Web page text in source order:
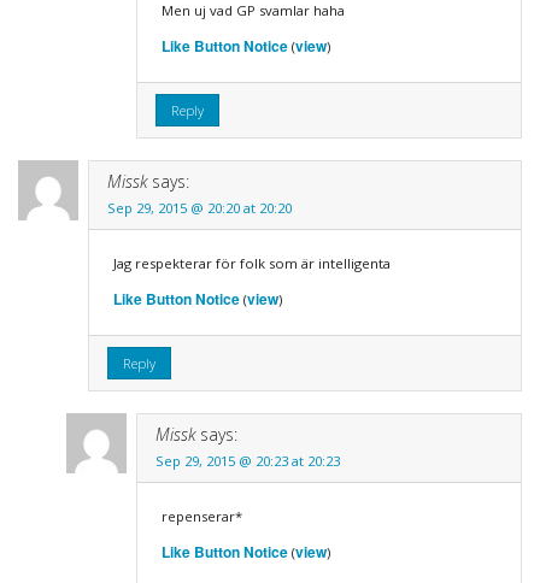
Men uj vad GP svamlar haha
Like Button Notice(view)
Reply
Missk says:
Sep 29, 2015 @ 20:20 at 20:20
Jag respekterar för folk som är intelligenta
Like Button Notice(view)
Reply
Missk says:
Sep 29, 2015 @ 20:23 at 20:23
repenserar*
Like Button Notice(view)